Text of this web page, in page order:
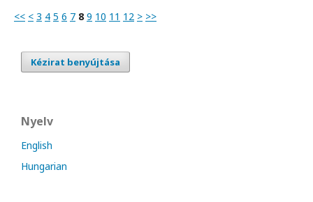
<< < 3 4 5 6 7 8 9 10 11 12 > >>
Kézirat benyújtása
Nyelv
English
Hungarian